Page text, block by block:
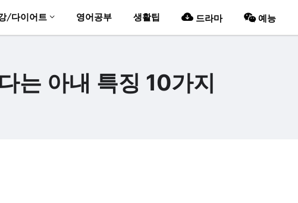
/다이어트 영어공부 생활팁 드라마 예능
는 아내 특징 10가지